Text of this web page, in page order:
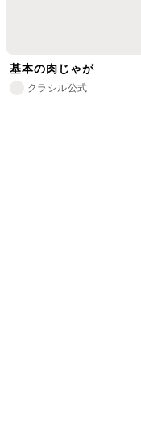
基本の肉じゃが
クラシル公式